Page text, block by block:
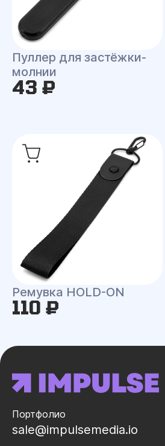
Пуллер для застёжки-
молнии
43 ₽
Ремувка HOLD-ON
110 ₽
Портфолио
sale@impulsemedia.io